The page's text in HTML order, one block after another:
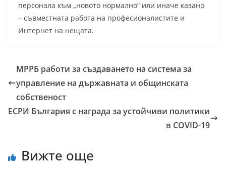
персонала към „новото нормално“ или иначе казано
– съвместната работа на професионалистите и
Интернет на нещата.
МРРБ работи за създаването на система за
управление на държавната и общинската
собственост
ЕСРИ България с награда за устойчиви политики
в COVID-19
Вижте още